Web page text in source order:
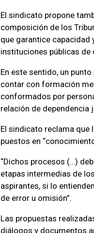
El sindicato propone
composición de los
que garantice capacidad
instituciones públicas de
En este sentido, un
contar con formación
conformados por
relación de dependencia
El sindicato reclama que
puestos en
“Dichos procesos (…)
etapas intermedias de
aspirantes, si lo
de error u omisión”.
Las propuestas
diálogos y documentos